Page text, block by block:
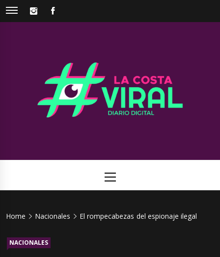
Skip
INSTAGRAM
Viral
Menu
Home Nacionales El rompecabezas del espionaje ilegal
NACIONALES